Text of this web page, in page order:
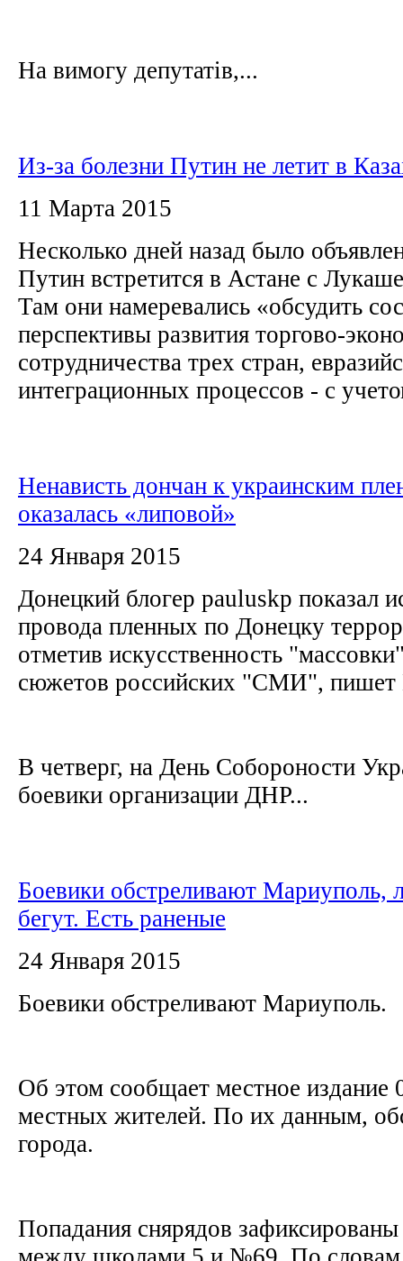
На вимогу депутатів,...
Из-за болезни Путин не летит в
11 Марта 2015
Несколько дней назад было
Путин встретится в Астане с
Там они намеревались «обсудить
перспективы развития торгово-
сотрудничества трех стран,
интеграционных процессов - с
Ненависть дончан к украинским
оказалась «липовой»
24 Января 2015
Донецкий блогер pauluskp показал
провода пленных по Донецку
отметив искусственность
сюжетов российских "СМИ",
В четверг, на День Собороности
боевики организации ДНР...
Боевики обстреливают Мариуполь,
бегут. Есть раненые
24 Января 2015
Боевики обстреливают Мариуполь.
Об этом сообщает местное издание
местных жителей. По их данным,
города.
Попадания снярядов